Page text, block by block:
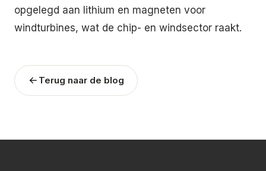
opgelegd aan lithium en magneten voor
windturbines, wat de chip- en windsector raakt.
Terug naar de blog